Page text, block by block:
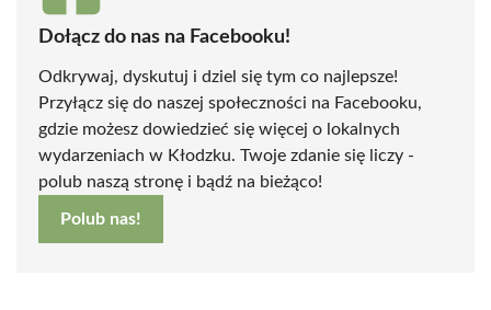
Dołącz do nas na Facebooku!
Odkrywaj, dyskutuj i dziel się tym co najlepsze!
Przyłącz się do naszej społeczności na Facebooku,
gdzie możesz dowiedzieć się więcej o lokalnych
wydarzeniach w Kłodzku. Twoje zdanie się liczy -
polub naszą stronę i bądź na bieżąco!
Polub nas!